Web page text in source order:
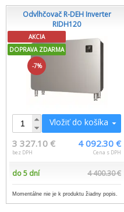
Odvlhčovač R-DEH Inverter
RIDH120
AKCIA
DOPRAVA ZDARMA
-7%
Vložiť do košíka
3 327.10 €
bez DPH
4 092.30 €
Cena s DPH
do 5 dní 4 400.30 €
Momentálne nie je k produktu žiadny popis.